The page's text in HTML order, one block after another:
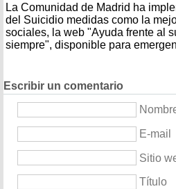
La Comunidad de Madrid ha
del Suicidio medidas como la
sociales, la web "Ayuda frente al
siempre", disponible para
Escribir un comentario
E-mail
Sitio
Título